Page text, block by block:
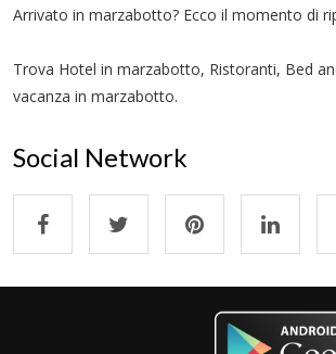
Arrivato in marzabotto? Ecco il momento di
Trova Hotel in marzabotto, Ristoranti, Bed
vacanza in marzabotto.
Social Network